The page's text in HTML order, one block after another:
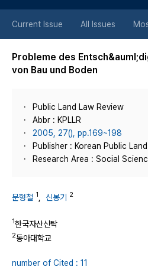
Current Issue All Issues
Probleme des
von Bau und Boden
Public Land Law Review
Abbr : KPLLR
2005, 27(), pp.169~198
Publisher : Korean Public
Research Area : Social
문형철 1 신봉기 2
1한국자산신탁
2동아대학교
number of Cited : 11